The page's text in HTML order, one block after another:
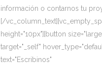
información o contarnos tu
[/
height="10px"][button
target="_self"
text="Escribinos"